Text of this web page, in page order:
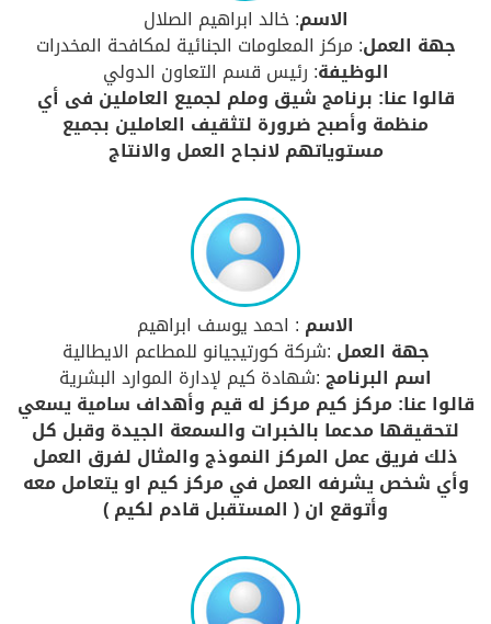
الاسم: خالد ابراهيم الصلال
جهة العمل: مركز المعلومات الجنائية لمكافحة المخدرات
الوظيفة: رئيس قسم التعاون الدولي
قالوا عنا: برنامج شيق وملم لجميع العاملين فى أي
منظمة وأصبح ضرورة لتثقيف العاملين بجميع
مستوياتهم لانجاح العمل والانتاج
الاسم : احمد يوسف ابراهيم
جهة العمل :شركة كورتيجيانو للمطاعم الايطالية
اسم البرنامج:شهادة كيم لإدارة الموارد البشرية
قالوا عنا: مركز كيم مركز له قيم وأهداف سامية يسعي
لتحقيقها مدعما بالخبرات والسمعة الجيدة وقبل كل
ذلك فريق عمل المركز النموذج والمثال لفرق العمل
وأي شخص يشرفه العمل في مركز كيم او يتعامل معه
وأتوقع ان ( المستقبل قادم لكيم )